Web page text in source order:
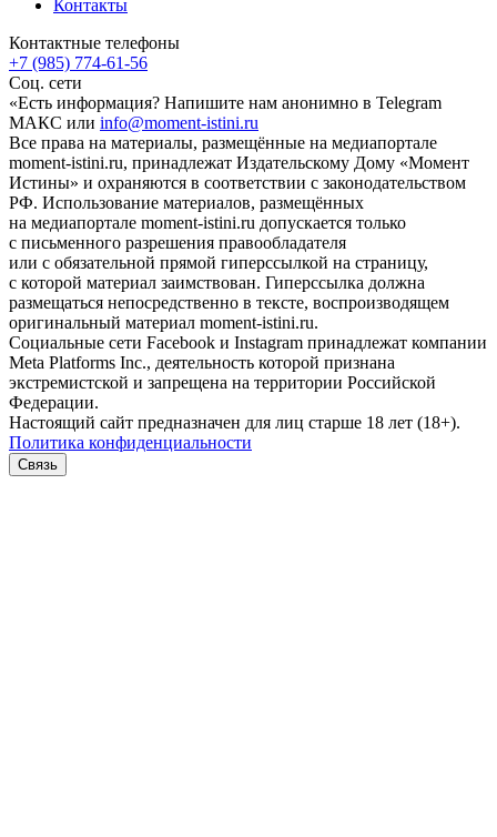
Контакты
Контактные телефоны
+7 (985) 774-61-56
Соц. сети
«Есть информация? Напишите нам анонимно в Telegram
МАКС или info@moment-istini.ru
Все права на материалы, размещённые на медиапортале
moment-istini.ru, принадлежат Издательскому Дому «Момент
Истины» и охраняются в соответствии с законодательством
РФ. Использование материалов, размещённых
на медиапортале moment-istini.ru допускается только
с письменного разрешения правообладателя
или с обязательной прямой гиперссылкой на страницу,
с которой материал заимствован. Гиперссылка должна
размещаться непосредственно в тексте, воспроизводящем
оригинальный материал moment-istini.ru.
Социальные сети Facebook и Instagram принадлежат компании
Meta Platforms Inc., деятельность которой признана
экстремистской и запрещена на территории Российской
Федерации.
Настоящий сайт предназначен для лиц старше 18 лет (18+).
Политика конфиденциальности
Связь